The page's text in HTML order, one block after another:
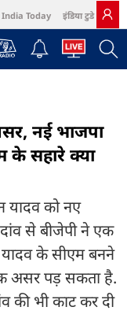
India Today इंडिया टुडे हिंदी
Bazaar Northeast
नई भाजपा
के सहारे क्या
यादव को नए
से बीजेपी ने एक
यादव के सीएम बनने
असर पड़ सकता है.
की भी काट कर दी